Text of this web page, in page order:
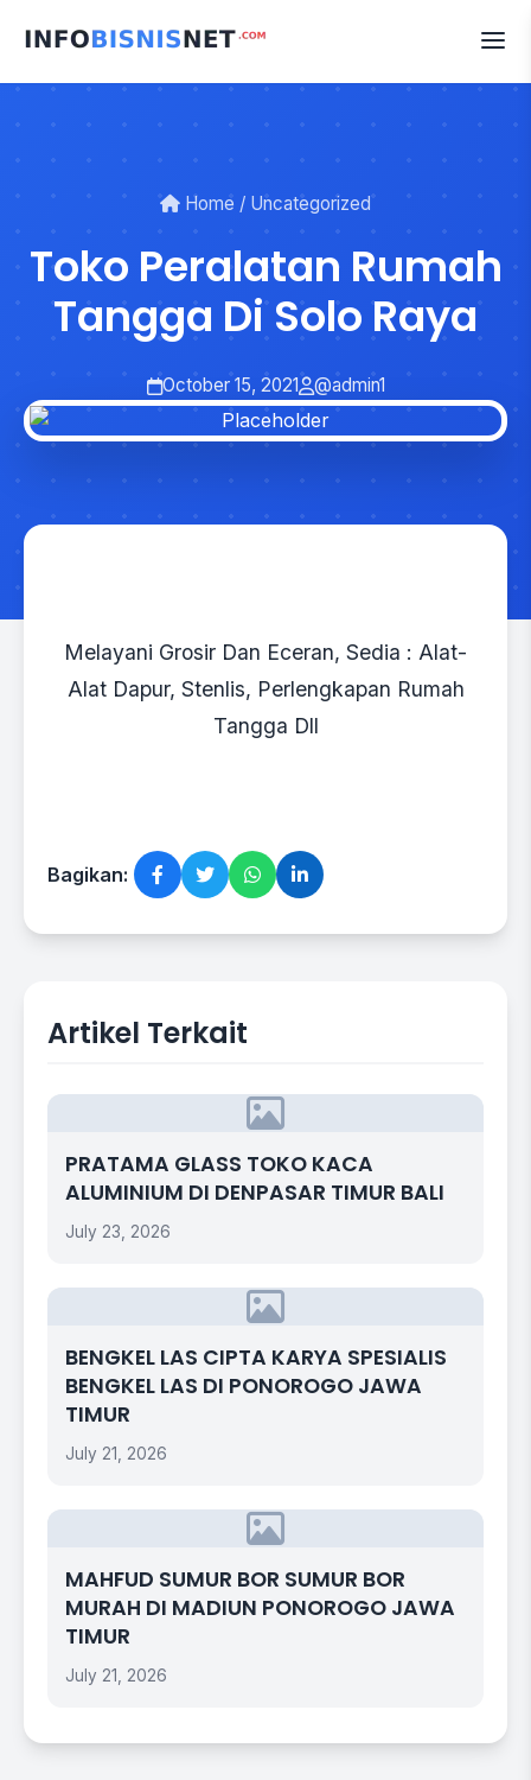
Home / Uncategorized
Toko Peralatan Rumah
Tangga Di Solo Raya
October 15, 2021 @admin1
Melayani Grosir Dan Eceran, Sedia : Alat-
Alat Dapur, Stenlis, Perlengkapan Rumah
Tangga Dll
Bagikan:
Artikel Terkait
PRATAMA GLASS TOKO KACA
ALUMINIUM DI DENPASAR TIMUR BALI
July 23, 2026
BENGKEL LAS CIPTA KARYA SPESIALIS
BENGKEL LAS DI PONOROGO JAWA
TIMUR
July 21, 2026
MAHFUD SUMUR BOR SUMUR BOR
MURAH DI MADIUN PONOROGO JAWA
TIMUR
July 21, 2026